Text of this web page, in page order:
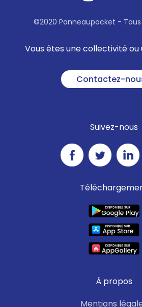
©2020 Panneaupocket -
Vous êtes une collectivité ou
Contactez-
Suivez-nous
À propos
Mentions